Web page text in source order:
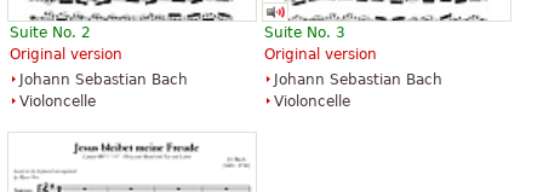
Suite No. 2
Original version
Johann Sebastian Bach
Violoncelle
Suite No. 3
Original version
Johann Sebastian Bach
Violoncelle